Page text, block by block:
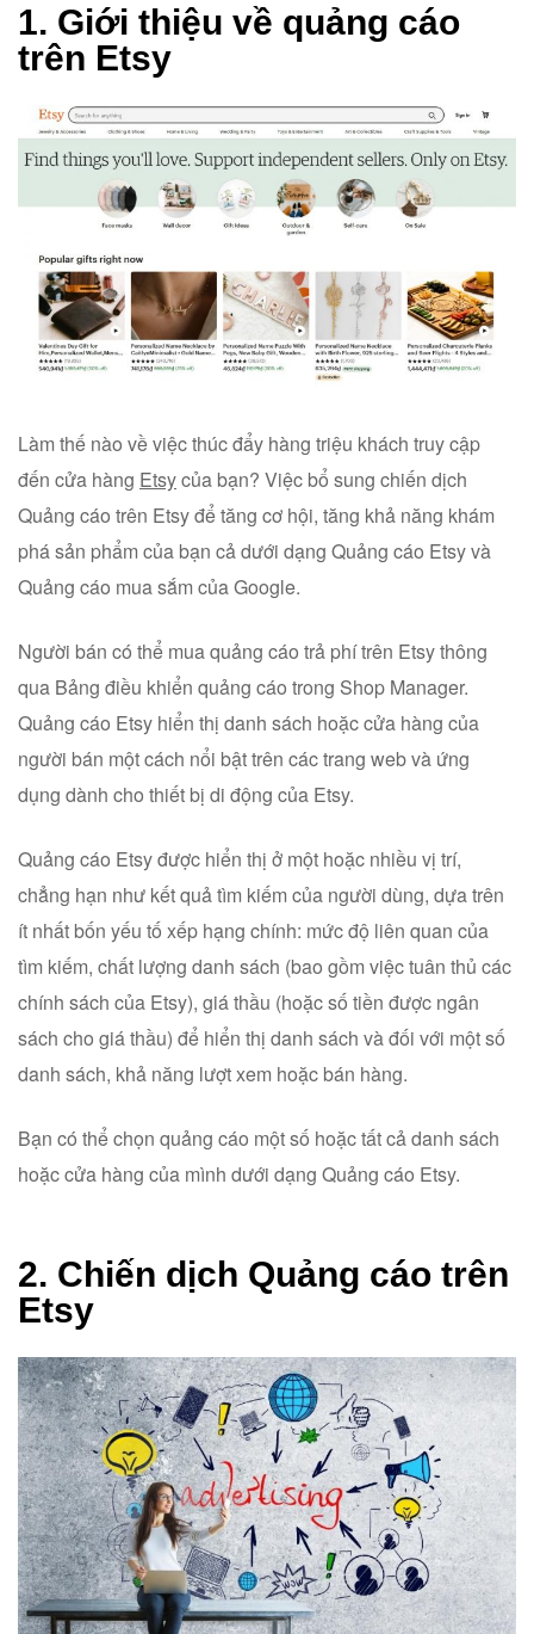
1. Giới thiệu về quảng cáo
trên Etsy
Làm thế nào về việc thúc đẩy hàng triệu khách truy cập
đến cửa hàng Etsycủa bạn? Việc bổ sung chiến dịch
Quảng cáo trên Etsy để tăng cơ hội, tăng khả năng khám
phá sản phẩm của bạn cả dưới dạng Quảng cáo Etsy và
Quảng cáo mua sắm của Google.
Người bán có thể mua quảng cáo trả phí trên Etsy thông
qua Bảng điều khiển quảng cáo trong Shop Manager.
Quảng cáo Etsy hiển thị danh sách hoặc cửa hàng của
người bán một cách nổi bật trên các trang web và ứng
dụng dành cho thiết bị di động của Etsy.
Quảng cáo Etsy được hiển thị ở một hoặc nhiều vị trí,
chẳng hạn như kết quả tìm kiếm của người dùng, dựa trên
ít nhất bốn yếu tố xếp hạng chính: mức độ liên quan của
tìm kiếm, chất lượng danh sách (bao gồm việc tuân thủ các
chính sách của Etsy), giá thầu (hoặc số tiền được ngân
sách cho giá thầu) để hiển thị danh sách và đối với một số
danh sách, khả năng lượt xem hoặc bán hàng.
Bạn có thể chọn quảng cáo một số hoặc tất cả danh sách
hoặc cửa hàng của mình dưới dạng Quảng cáo Etsy.
2. Chiến dịch Quảng cáo trên
Etsy